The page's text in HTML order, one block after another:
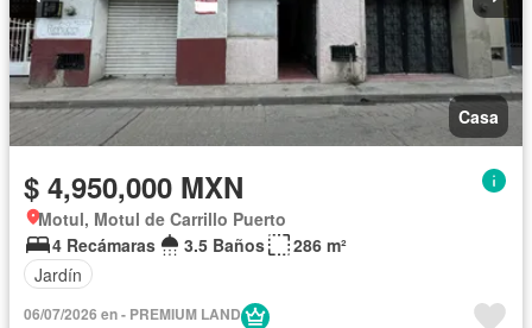
Casa
$ 4,950,000 MXN
Motul, Motul de Carrillo Puerto
4 Recámaras
3.5 Baños
286 m²
Jardín
06/07/2026 en - PREMIUM LAND